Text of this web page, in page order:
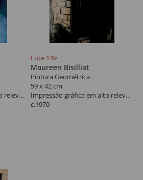
Impressão gráfica em alto relevo a cor sobre papel
Lote 149
Maureen Bisilliat
Pintura Geométrica
59 x 42 cm
Impressão gráfica em alto relevo a cor sobre papel
c.1970